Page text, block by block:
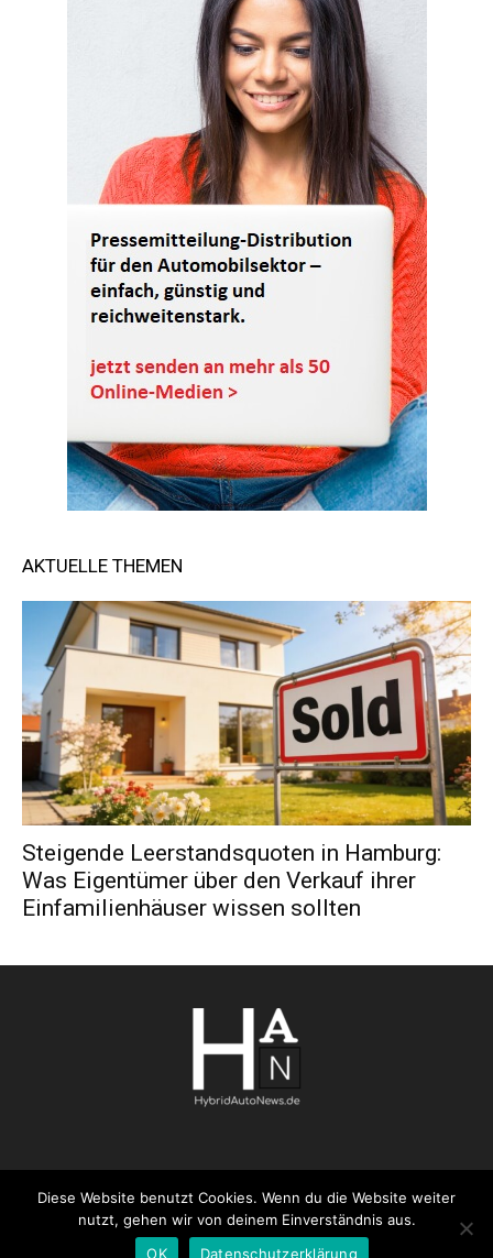
AKTUELLE THEMEN
Steigende Leerstandsquoten in Hamburg:
Was Eigentümer über den Verkauf ihrer
Einfamilienhäuser wissen sollten
AGB Datenschutzerklärung FAQ Kontakt
Impressum
Pressemitteilung veröffentlichen
Diese Website benutzt Cookies. Wenn du die Website weiter
nutzt, gehen wir von deinem Einverständnis aus.
OK
Datenschutzerklärung